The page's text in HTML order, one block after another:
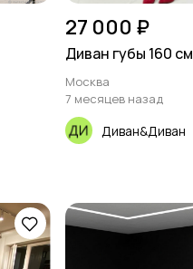
27 000 ₽
Диван губы 160 см
Москва
7 месяцев назад
Диван&Диван